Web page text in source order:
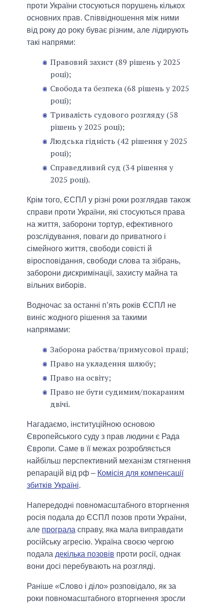
проти України стосуються порушень кількох
основних прав. Співвідношення між ними
від року до року буває різним, але лідирують
такі напрями:
Правовий захист (89 рішень у 2025
році);
Свобода та безпека (68 рішень у 2025
році);
Тривалість судового розгляду (58
рішень у 2025 році);
Людська гідність (42 рішення у 2025
році);
Справедливий суд (34 рішення у
2025 році).
Крім того, ЄСПЛ у різні роки розглядав також
справи проти України, які стосуються права
на життя, заборони тортур, ефективного
розслідування, поваги до приватного і
сімейного життя, свободи совісті й
віросповідання, свободи слова та зібрань,
заборони дискримінації, захисту майна та
вільних виборів.
Водночас за останні п’ять років ЄСПЛ не
виніс жодного рішення за такими
напрямами:
Заборона рабства/примусової праці;
Право на укладення шлюбу;
Право на освіту;
Право не бути судимим/покараним
двічі.
Нагадаємо, інституційною основою
Європейського суду з прав людини є Рада
Європи. Саме в її межах розробляється
найбільш перспективний механізм стягнення
репарацій від рф – Комісія для компенсації
збитків Україні.
Напередодні повномасштабного вторгнення
росія подала до ЄСПЛ позов проти України,
але програла справу, яка мала виправдати
російську агресію. Україна своєю чергою
подала декілька позовів проти росії, однак
вони досі перебувають на розгляді.
Раніше «Слово і діло» розповідало, як за
роки повномасштабного вторгнення зросли